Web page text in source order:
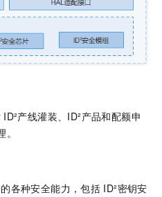
ID²产线灌装、ID²产品和配额申
的各种安全能力，包括 ID²密钥安